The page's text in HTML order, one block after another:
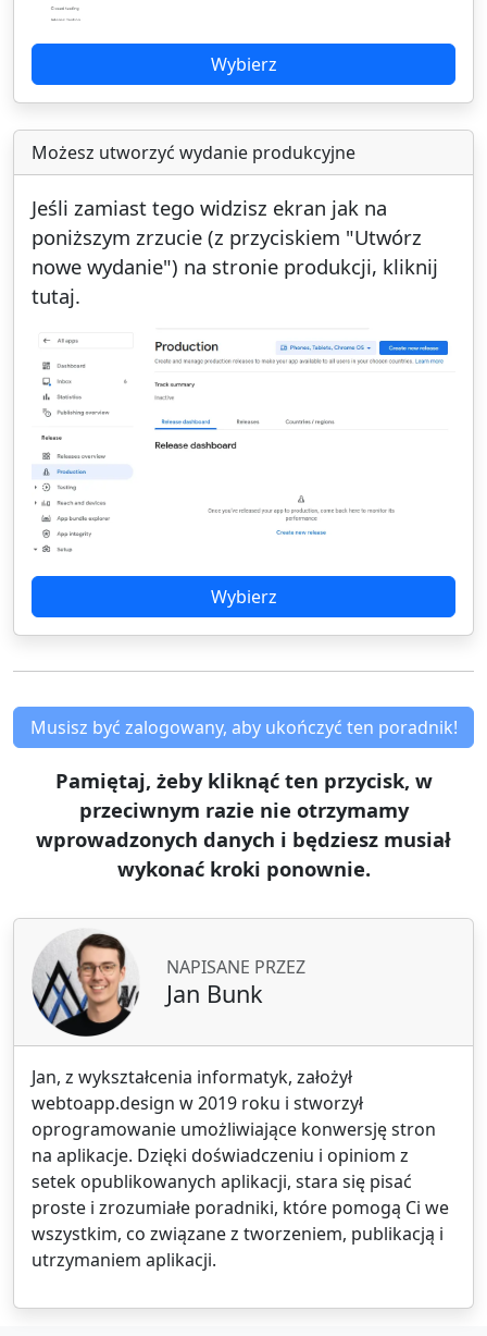
Wybierz
Możesz utworzyć wydanie produkcyjne
Jeśli zamiast tego widzisz ekran jak na
poniższym zrzucie (z przyciskiem "Utwórz
nowe wydanie") na stronie produkcji, kliknij
tutaj.
Wybierz
Musisz być zalogowany, aby ukończyć ten poradnik!
Pamiętaj, żeby kliknąć ten przycisk, w
przeciwnym razie nie otrzymamy
wprowadzonych danych i będziesz musiał
wykonać kroki ponownie.
NAPISANE PRZEZ
Jan Bunk
Jan, z wykształcenia informatyk, założył
webtoapp.design w 2019 roku i stworzył
oprogramowanie umożliwiające konwersję stron
na aplikacje. Dzięki doświadczeniu i opiniom z
setek opublikowanych aplikacji, stara się pisać
proste i zrozumiałe poradniki, które pomogą Ci we
wszystkim, co związane z tworzeniem, publikacją i
utrzymaniem aplikacji.